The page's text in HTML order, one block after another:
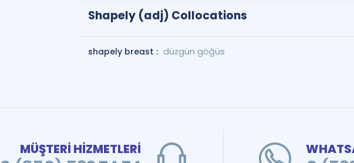
Shapely (adj) Collocations
shapely breast : düzgün göğüs
MÜŞTERİ HİZMETLERİ